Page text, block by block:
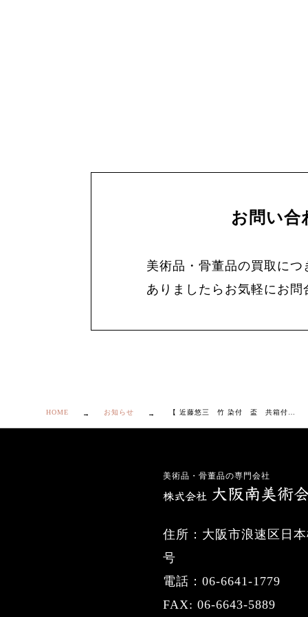
お問い合
美術品・骨董品の買取に
ありましたらお気軽にお
HOME お知らせ
美術品・骨董品の専門会社
住所：大阪市浪速区日
号
電話：06-6641-1779
FAX: 06-6643-5889